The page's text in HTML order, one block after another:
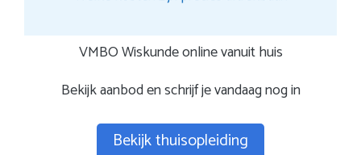
VMBO Wiskunde online vanuit huis
Bekijk aanbod en schrijf je vandaag nog in
Bekijk thuisopleiding